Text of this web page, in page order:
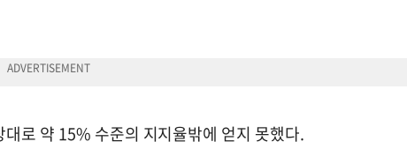
로 약 15% 수준의 지지율밖에 얻지 못했다.